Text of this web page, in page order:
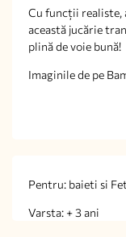
Cu funcții realiste,
această jucărie
plină de voie bună!
Imaginile de pe
Pentru: baieti si
Varsta: + 3 ani